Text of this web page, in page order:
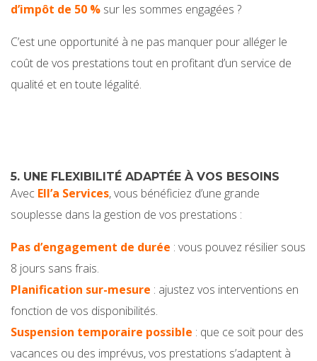
d’impôt de 50 % sur les sommes engagées ?
C’est une opportunité à ne pas manquer pour alléger le
coût de vos prestations tout en profitant d’un service de
qualité et en toute légalité.
5. UNE FLEXIBILITÉ ADAPTÉE À VOS BESOINS
Avec Ell’a Services, vous bénéficiez d’une grande
souplesse dans la gestion de vos prestations :
Pas d’engagement de durée : vous pouvez résilier sous
8 jours sans frais.
Planification sur-mesure : ajustez vos interventions en
fonction de vos disponibilités.
Suspension temporaire possible : que ce soit pour des
vacances ou des imprévus, vos prestations s’adaptent à